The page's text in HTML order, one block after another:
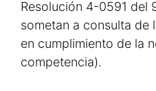
Resolución 4-0591 del
sometan a consulta de
en cumplimiento de la
competencia).